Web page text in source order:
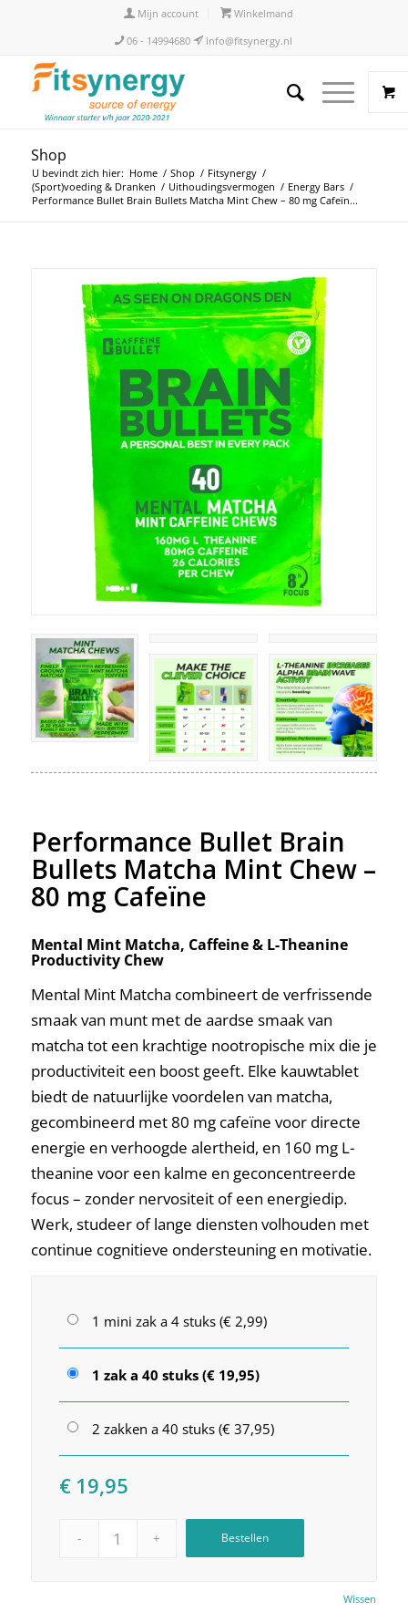
Mijn account
Winkelmand
06 - 14994680
info@fitsynergy.nl
Shop
U bevindt zich hier: Home / Shop / Fitsynergy /
(Sport)voeding & Dranken / Uithoudingsvermogen / Energy Bars /
Performance Bullet Brain Bullets Matcha Mint Chew – 80 mg Cafeïn...
Performance Bullet Brain
Bullets Matcha Mint Chew –
80 mg Cafeïne
Mental Mint Matcha, Caffeine & L-Theanine
Productivity Chew
Mental Mint Matcha combineert de verfrissende
smaak van munt met de aardse smaak van
matcha tot een krachtige nootropische mix die je
productiviteit een boost geeft. Elke kauwtablet
biedt de natuurlijke voordelen van matcha,
gecombineerd met 80 mg cafeïne voor directe
energie en verhoogde alertheid, en 160 mg L-
theanine voor een kalme en geconcentreerde
focus – zonder nervositeit of een energiedip.
Werk, studeer of lange diensten volhouden met
continue cognitieve ondersteuning en motivatie.
1 mini zak a 4 stuks (€ 2,99)
1 zak a 40 stuks (€ 19,95)
2 zakken a 40 stuks (€ 37,95)
Wissen
€ 19,95
Bestellen